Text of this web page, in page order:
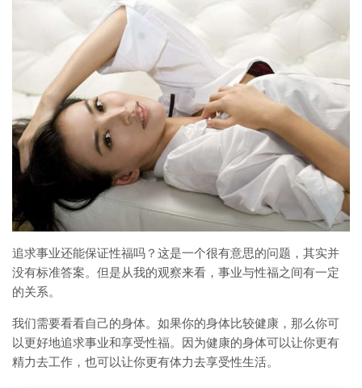
追求事业还能保证性福吗？这是一个很有意思的问题，其实并
没有标准答案。但是从我的观察来看，事业与性福之间有一定
的关系。
我们需要看看自己的身体。如果你的身体比较健康，那么你可
以更好地追求事业和享受性福。因为健康的身体可以让你更有
精力去工作，也可以让你更有体力去享受性生活。